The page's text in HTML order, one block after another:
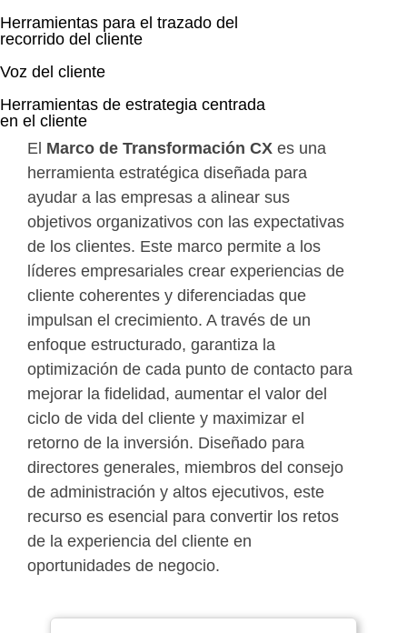
Herramientas para el trazado del
recorrido del cliente
Voz del cliente
Herramientas de estrategia centrada
en el cliente
El Marco de Transformación CX es una
herramienta estratégica diseñada para
ayudar a las empresas a alinear sus
objetivos organizativos con las expectativas
de los clientes. Este marco permite a los
líderes empresariales crear experiencias de
cliente coherentes y diferenciadas que
impulsan el crecimiento. A través de un
enfoque estructurado, garantiza la
optimización de cada punto de contacto para
mejorar la fidelidad, aumentar el valor del
ciclo de vida del cliente y maximizar el
retorno de la inversión. Diseñado para
directores generales, miembros del consejo
de administración y altos ejecutivos, este
recurso es esencial para convertir los retos
de la experiencia del cliente en
oportunidades de negocio.